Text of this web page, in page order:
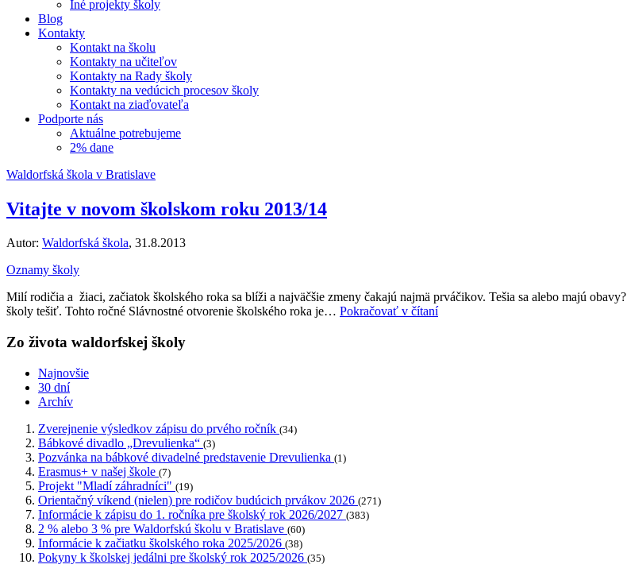
Iné projekty školy
Blog
Kontakty
Kontakt na školu
Kontakty na učiteľov
Kontakty na Rady školy
Kontakty na vedúcich procesov školy
Kontakt na ziaďovateľa
Podporte nás
Aktuálne potrebujeme
2% dane
Waldorfská škola v Bratislave
Vitajte v novom školskom roku 2013/14
Autor: Waldorfská škola, 31.8.2013
Oznamy školy
Milí rodičia a žiaci, začiatok školského roka sa blíži a najväčšie zmeny čakajú najmä prváčikov. Tešia sa alebo majú
školy tešiť. Tohto ročné Slávnostné otvorenie školského roka je… Pokračovať v čítaní
Zo života waldorfskej školy
Najnovšie
30 dní
Archív
Zverejnenie výsledkov zápisu do prvého ročník (34)
Bábkové divadlo „Drevulienka“ (3)
Pozvánka na bábkové divadelné predstavenie Drevulienka (1)
Erasmus+ v našej škole (7)
Projekt "Mladí záhradníci" (19)
Orientačný víkend (nielen) pre rodičov budúcich prvákov 2026 (271)
Informácie k zápisu do 1. ročníka pre školský rok 2026/2027 (383)
2 % alebo 3 % pre Waldorfskú školu v Bratislave (60)
Informácie k začiatku školského roka 2025/2026 (38)
Pokyny k školskej jedálni pre školský rok 2025/2026 (35)